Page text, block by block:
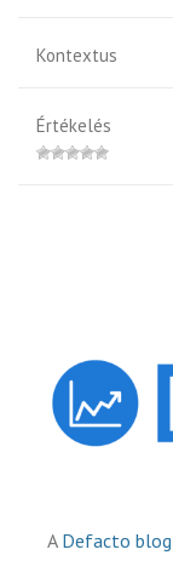
Kontextus
Értékelés
A Defacto blog